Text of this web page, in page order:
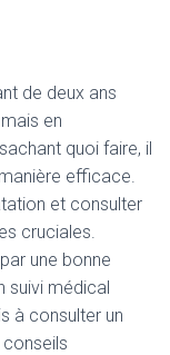
de deux ans
en
quoi faire, il
efficace.
et consulter
cruciales.
une bonne
suivi médical
à consulter un